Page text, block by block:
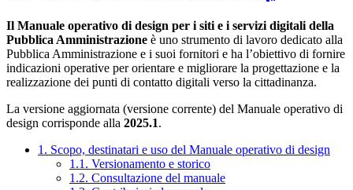
Il Manuale operativo di design per i siti e i servizi digitali della
Pubblica Amministrazione è uno strumento di lavoro dedicato alla
Pubblica Amministrazione e i suoi fornitori e ha l’obiettivo di fornire
indicazioni operative per orientare e migliorare la progettazione e la
realizzazione dei punti di contatto digitali verso la cittadinanza.
La versione aggiornata (versione corrente) del Manuale operativo di
design corrisponde alla 2025.1.
1. Scopo, destinatari e uso del Manuale operativo di design
1.1. Versionamento e storico
1.2. Consultazione del manuale